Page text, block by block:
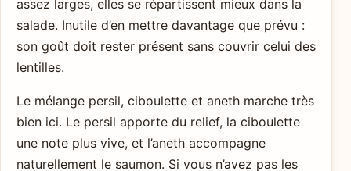
assez larges, elles se répartissent mieux dans la
salade. Inutile d’en mettre davantage que prévu :
son goût doit rester présent sans couvrir celui des
lentilles.
Le mélange persil, ciboulette et aneth marche très
bien ici. Le persil apporte du relief, la ciboulette
une note plus vive, et l’aneth accompagne
naturellement le saumon. Si vous n’avez pas les